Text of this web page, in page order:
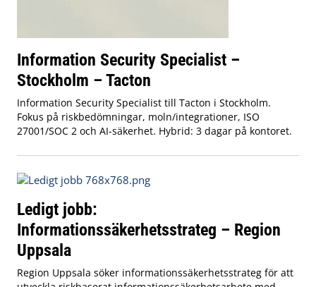
Information Security Specialist –
Stockholm – Tacton
Information Security Specialist till Tacton i Stockholm.
Fokus på riskbedömningar, moln/integrationer, ISO
27001/SOC 2 och AI-säkerhet. Hybrid: 3 dagar på kontoret.
Ledigt jobb:
Informationssäkerhetsstrateg – Region
Uppsala
Region Uppsala söker informationssäkerhetsstrateg för att